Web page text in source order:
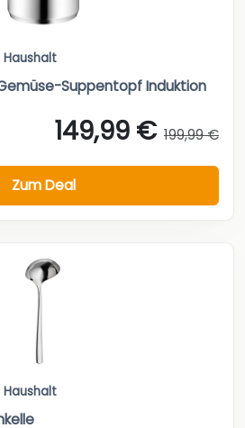
Haushalt
Suppentopf Induktion
149,99 € 199,99 €
Zum Deal
Haushalt